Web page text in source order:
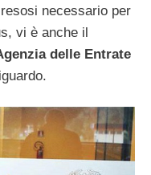
necessario per
vi è anche il
delle Entrate